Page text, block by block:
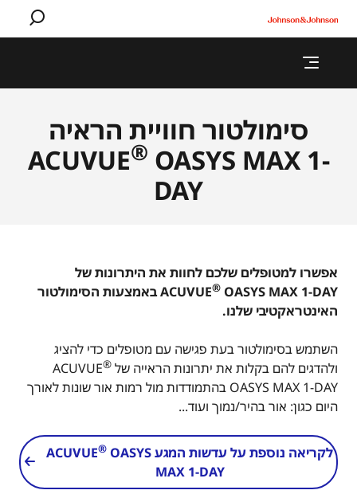
סימולטור חוויית הראיה
ACUVUE® OASYS MAX 1-
DAY
אפשרו למטופלים שלכם לחוות את היתרונות של
ACUVUE®
OASYS MAX 1-DAY באמצעות הסימולטור
האינטראקטיבי שלנו.
השתמש בסימולטור בעת פגישה עם מטופלים כדי להציג
ולהדגים להם בקלות את יתרונות הראייה של ACUVUE ®
OASYS MAX 1-DAY בהתמודדות מול רמות אור שונות לאורך
היום כגון: אור בהיר/נמוך ועוד...
לקריאה נוספת על עדשות המגע ACUVUE ® OASYS
MAX 1-DAY